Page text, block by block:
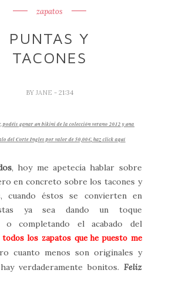
zapatos
PUNTAS Y
TACONES
BYJANE - 21:34
podéis ganar un bikini de la colección verano 2012 y una
del Corte Ingles por valor de 50,00€, haz click aquí
, hoy me apetecía hablar sobre
en concreto sobre los tacones y
cuando éstos se convierten en
ya sea dando un toque
o completando el acabado del
todos los zapatos que he puesto me
cuanto menos son originales y
verdaderamente bonitos. Feliz